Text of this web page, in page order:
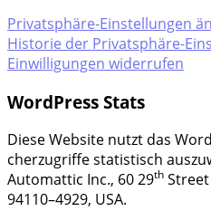
Pri­vat­sphä­re-Ein­stel­lun­gen
His­to­rie der Privatsphäre-
Ein­wil­li­gun­gen widerrufen
WordPress Stats
Die­se Web­site nutzt das
cher­zu­grif­fe sta­tis­tisch
Auto­mat­tic Inc., 60 29th Street
94110–4929, USA.